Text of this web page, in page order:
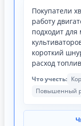
Покупатели
работу
подходит для
короткий
расход
Что учесть:
Повышенный